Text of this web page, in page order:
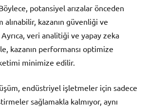
potansiyel arızalar önceden
kazanın güvenliği ve
Ayrıca, veri analitiği ve yapay zeka
kazanın performansı optimize
minimize edilir.
endüstriyel işletmeler için sadece
sağlamakla kalmıyor, aynı